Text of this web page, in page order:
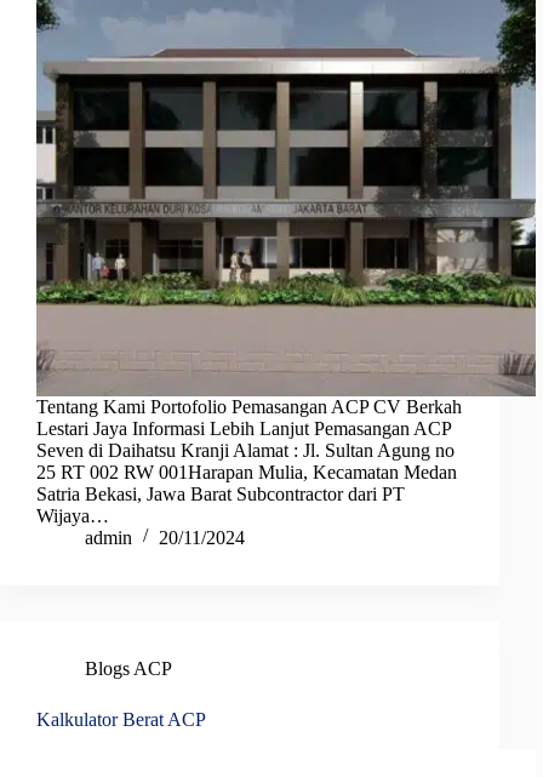
Tentang Kami Portofolio Pemasangan ACP CV Berkah
Lestari Jaya Informasi Lebih Lanjut Pemasangan ACP
Seven di Daihatsu Kranji Alamat : Jl. Sultan Agung no
25 RT 002 RW 001Harapan Mulia, Kecamatan Medan
Satria Bekasi, Jawa Barat Subcontractor dari PT
Wijaya…
admin
20/11/2024
Blogs ACP
Kalkulator Berat ACP